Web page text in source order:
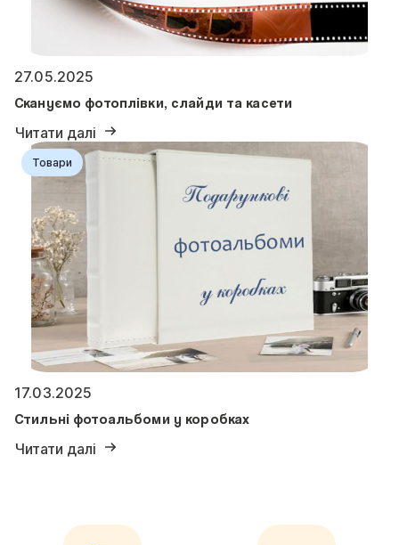
27.05.2025
Скануємо фотоплівки, слайди та касети
Читати далі
Товари
17.03.2025
Стильні фотоальбоми у коробках
Читати далі